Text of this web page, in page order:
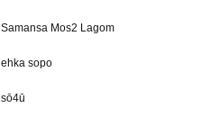
Samansa Mos2 Lagom
ehka sopo
sō4ū